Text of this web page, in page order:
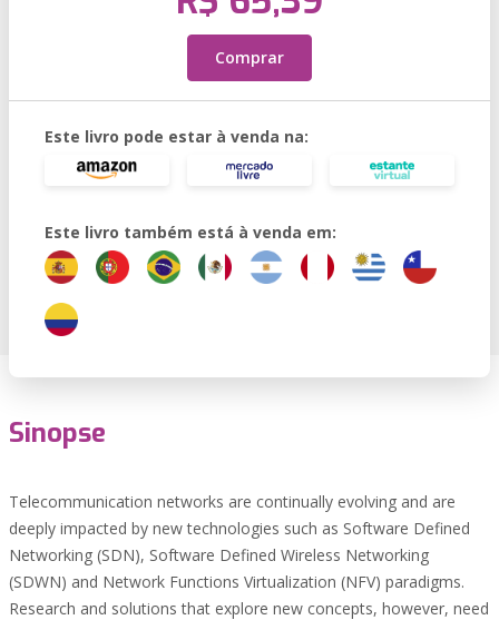
Comprar
Este livro pode estar à venda na:
Este livro também está à venda em:
Sinopse
Telecommunication networks are continually evolving and are
deeply impacted by new technologies such as Software Defined
Networking (SDN), Software Defined Wireless Networking
(SDWN) and Network Functions Virtualization (NFV) paradigms.
Research and solutions that explore new concepts, however, need